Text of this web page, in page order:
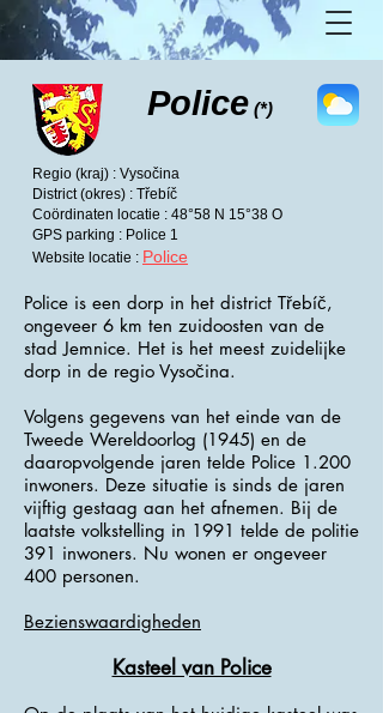
Police (*)
Regio (kraj) : Vysočina
District (okres) : Třebíč
Coördinaten locatie : 48°58 N 15°38 O
GPS parking : Police 1
Website locatie : Police
Police is een dorp in het district Třebíč,
ongeveer 6 km ten zuidoosten van de
stad Jemnice. Het is het meest zuidelijke
dorp in de regio Vysočina.
Volgens gegevens van het einde van de
Tweede Wereldoorlog (1945) en de
daaropvolgende jaren telde Police 1.200
inwoners. Deze situatie is sinds de jaren
vijftig gestaag aan het afnemen. Bij de
laatste volkstelling in 1991 telde de politie
391 inwoners. Nu wonen er ongeveer
400 personen.
Bezienswaardigheden
Kasteel van Police